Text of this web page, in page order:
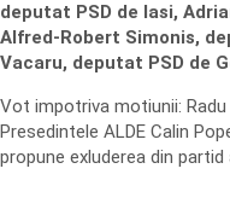
deputat PSD de Iasi,
Alfred-Robert Simonis,
Vacaru, deputat PSD de
Vot impotriva motiunii: Radu
Presedintele ALDE Calin
propune exluderea din partid